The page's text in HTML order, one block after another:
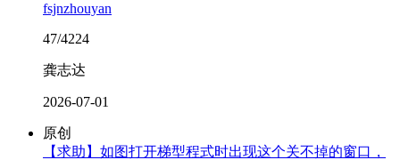
fsjnzhouyan
47/4224
龚志达
2026-07-01
原创
【求助】如图打开梯型程式时出现这个关不掉的窗口，